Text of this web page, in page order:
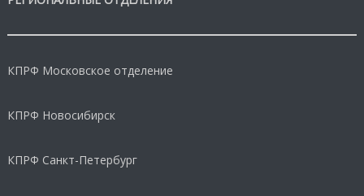
КПРФ Московское отделение
КПРФ Новосибирск
КПРФ Санкт-Петербург